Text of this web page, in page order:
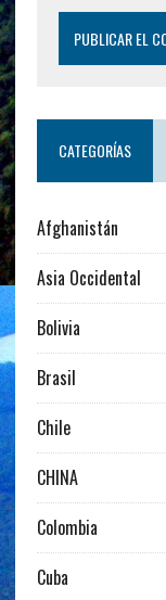
CATEGORÍAS
Afghanistán
Asia Occidental
Bolivia
Brasil
Chile
CHINA
Colombia
Cuba